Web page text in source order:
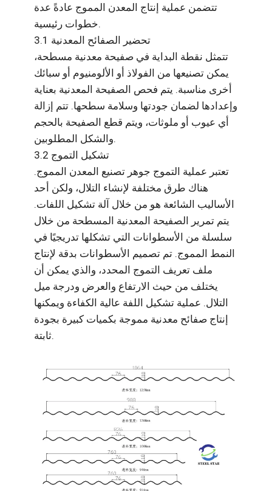
تتضمن عملية إنتاج المعدن المموج عادةً عدة
خطوات رئيسية.
3.1 تحضير الصفائح المعدنية
تتمثل نقطة البداية في صفيحة معدنية مسطحة،
يمكن تصنيعها من الفولاذ أو الألومنيوم أو سبائك
أخرى مناسبة. يتم فحص الصفيحة المعدنية بعناية
وإعدادها لضمان جودتها وسلامة سطحها. تتم إزالة
أي عيوب أو ملوثات، ويتم قطع الصفيحة بالحجم
والشكل المطلوبين.
3.2 تشكيل التموج
تعتبر عملية التموج جوهر تصنيع المعدن المموج.
هناك طرق مختلفة لإنشاء التلال، ولكن أحد
الأساليب الشائعة هو من خلال آلة تشكيل اللفات.
يتم تمرير الصفيحة المعدنية المسطحة من خلال
سلسلة من الأسطوانات التي تشكلها تدريجيًا في
النمط المموج. تم تصميم الأسطوانات بدقة لإنتاج
ملف تعريف التموج المحدد، والذي يمكن أن
يختلف من حيث الارتفاع والعرض ودرجة ميل
التلال. عملية تشكيل اللفة عالية الكفاءة ويمكنها
إنتاج صفائح معدنية مموجة بكميات كبيرة بجودة
ثابتة.